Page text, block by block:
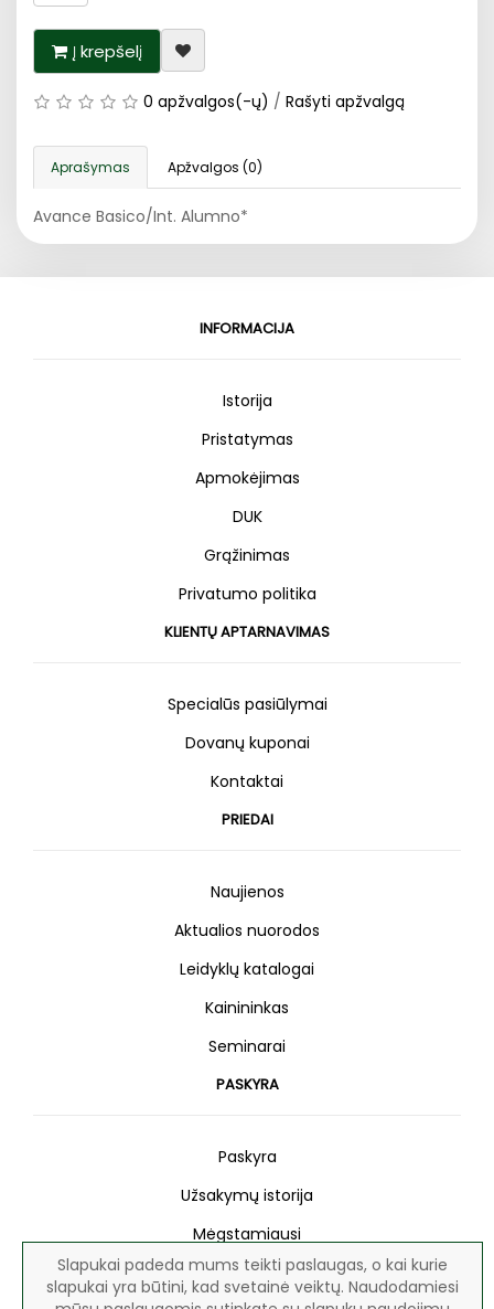
Į krepšelį
0 apžvalgos(-ų) / Rašyti apžvalgą
Aprašymas Apžvalgos (0)
Avance Basico/Int. Alumno*
Slapukai padeda mums teikti paslaugas, o kai kurie
slapukai yra būtini, kad svetainė veiktų. Naudodamiesi
INFORMACIJA
Istorija
Pristatymas
Apmokėjimas
DUK
Grąžinimas
Privatumo politika
KLIENTŲ APTARNAVIMAS
Specialūs pasiūlymai
Dovanų kuponai
Kontaktai
PRIEDAI
Naujienos
Aktualios nuorodos
Leidyklų katalogai
Kainininkas
Seminarai
PASKYRA
Paskyra
Užsakymų istorija
Mėgstamiausi
Naujienlaiškis